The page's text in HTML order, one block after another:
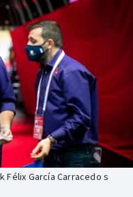
García Carracedo s